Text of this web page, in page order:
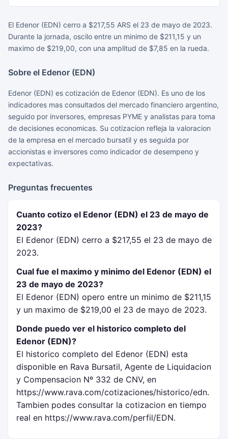
El Edenor (EDN) cerro a $217,55 ARS el 23 de mayo de 2023.
Durante la jornada, oscilo entre un minimo de $211,15 y un
maximo de $219,00, con una amplitud de $7,85 en la rueda.
Sobre el Edenor (EDN)
Edenor (EDN) es cotización de Edenor (EDN). Es uno de los
indicadores mas consultados del mercado financiero argentino,
seguido por inversores, empresas PYME y analistas para toma
de decisiones economicas. Su cotizacion refleja la valoracion
de la empresa en el mercado bursatil y es seguida por
accionistas e inversores como indicador de desempeno y
expectativas.
Preguntas frecuentes
Cuanto cotizo el Edenor (EDN) el 23 de mayo de
2023?
El Edenor (EDN) cerro a $217,55 el 23 de mayo de
2023.
Cual fue el maximo y minimo del Edenor (EDN) el
23 de mayo de 2023?
El Edenor (EDN) opero entre un minimo de $211,15
y un maximo de $219,00 el 23 de mayo de 2023.
Donde puedo ver el historico completo del
Edenor (EDN)?
El historico completo del Edenor (EDN) esta
disponible en Rava Bursatil, Agente de Liquidacion
y Compensacion Nº 332 de CNV, en
https://www.rava.com/cotizaciones/historico/edn.
Tambien podes consultar la cotizacion en tiempo
real en https://www.rava.com/perfil/EDN.